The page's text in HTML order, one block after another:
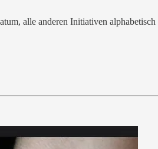
alle anderen Initiativen